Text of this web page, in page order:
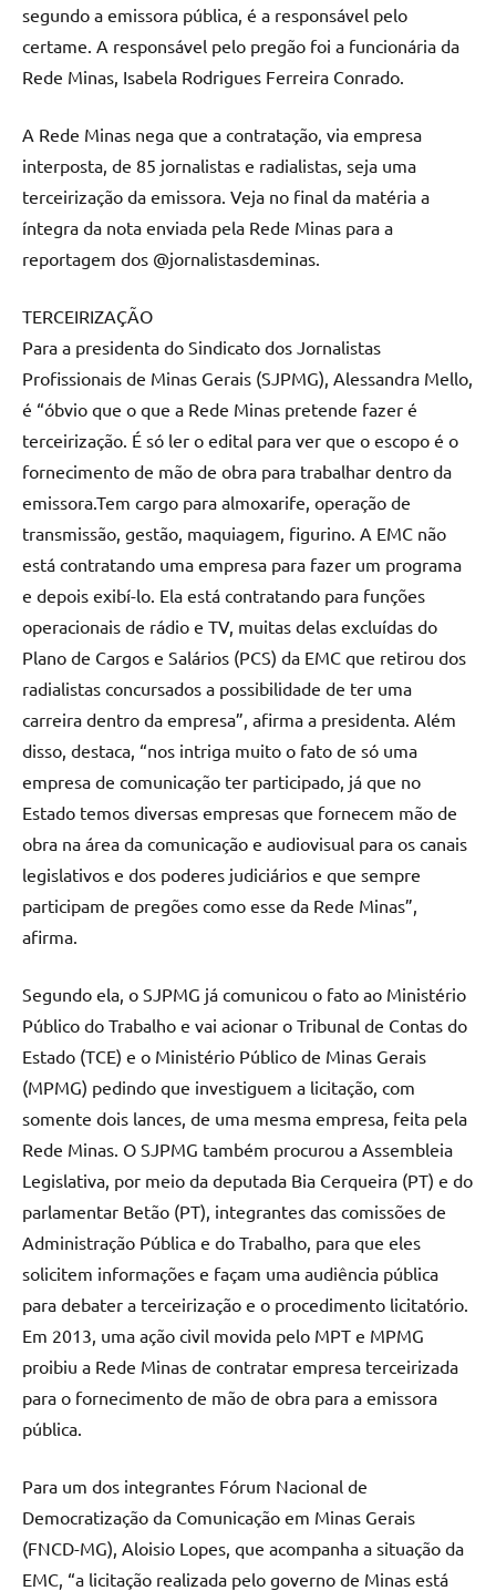
segundo a emissora pública, é a responsável pelo
certame. A responsável pelo pregão foi a funcionária da
Rede Minas, Isabela Rodrigues Ferreira Conrado.
A Rede Minas nega que a contratação, via empresa
interposta, de 85 jornalistas e radialistas, seja uma
terceirização da emissora. Veja no final da matéria a
íntegra da nota enviada pela Rede Minas para a
reportagem dos @jornalistasdeminas.
TERCEIRIZAÇÃO
Para a presidenta do Sindicato dos Jornalistas
Profissionais de Minas Gerais (SJPMG), Alessandra Mello,
é “óbvio que o que a Rede Minas pretende fazer é
terceirização. É só ler o edital para ver que o escopo é o
fornecimento de mão de obra para trabalhar dentro da
emissora.Tem cargo para almoxarife, operação de
transmissão, gestão, maquiagem, figurino. A EMC não
está contratando uma empresa para fazer um programa
e depois exibí-lo. Ela está contratando para funções
operacionais de rádio e TV, muitas delas excluídas do
Plano de Cargos e Salários (PCS) da EMC que retirou dos
radialistas concursados a possibilidade de ter uma
carreira dentro da empresa”, afirma a presidenta. Além
disso, destaca, “nos intriga muito o fato de só uma
empresa de comunicação ter participado, já que no
Estado temos diversas empresas que fornecem mão de
obra na área da comunicação e audiovisual para os canais
legislativos e dos poderes judiciários e que sempre
participam de pregões como esse da Rede Minas”,
afirma.
Segundo ela, o SJPMG já comunicou o fato ao Ministério
Público do Trabalho e vai acionar o Tribunal de Contas do
Estado (TCE) e o Ministério Público de Minas Gerais
(MPMG) pedindo que investiguem a licitação, com
somente dois lances, de uma mesma empresa, feita pela
Rede Minas. O SJPMG também procurou a Assembleia
Legislativa, por meio da deputada Bia Cerqueira (PT) e do
parlamentar Betão (PT), integrantes das comissões de
Administração Pública e do Trabalho, para que eles
solicitem informações e façam uma audiência pública
para debater a terceirização e o procedimento licitatório.
Em 2013, uma ação civil movida pelo MPT e MPMG
proibiu a Rede Minas de contratar empresa terceirizada
para o fornecimento de mão de obra para a emissora
pública.
Para um dos integrantes Fórum Nacional de
Democratização da Comunicação em Minas Gerais
(FNCD-MG), Aloisio Lopes, que acompanha a situação da
EMC, “a licitação realizada pelo governo de Minas está